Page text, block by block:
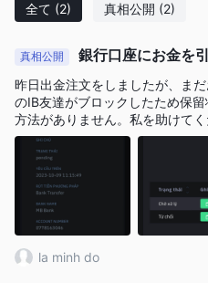
詳細な市場分析のための 50 を
上でインスタント注文と未決注
Brokersまた、受賞歴のある自動
に統合し、高度なグラフィック
を特定し、価格傾向を予測しま
法をサポートし、電子メール、
客サポートを提供します。ただ
要です。 Loyal Brokers有効な規
状況にあるとしてフラグが立て
と取引する際に注意し、関連す
全て (2) 真相公開 (2)
真相公開 銀行口座にお金を
昨日出金注文をしましたが、ま
のIB友達がブロックしたため保
方法がありません。私を助けてく
la minh do